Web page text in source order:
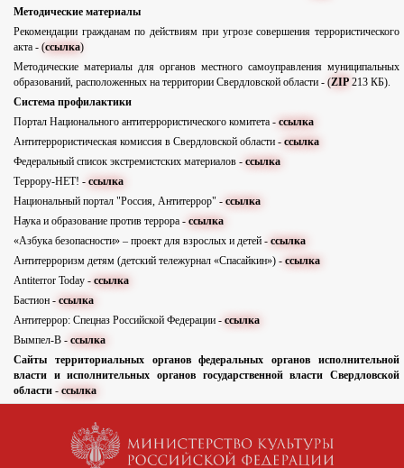
Методические материалы
Рекомендации гражданам по действиям при угрозе совершения террористического
акта - (ссылка)
Методические материалы для органов местного самоуправления муниципальных
образований, расположенных на территории Свердловской области - (ZIP 213 КБ).
Система профилактики
Портал Национального антитеррористического комитета - ссылка
Антитеррористическая комиссия в Свердловской области - ссылка
Федеральный список экстремистских материалов - ссылка
Террору-НЕТ! - ссылка
Национальный портал "Россия, Антитеррор" - ссылка
Наука и образование против террора - ссылка
«Азбука безопасности» – проект для взрослых и детей - ссылка
Антитерроризм детям (детский тележурнал «Спасайкин») - ссылка
Antiterror Todаy - ссылка
Бастион - ссылка
Антитеррор: Спецназ Российской Федерации - ссылка
Вымпел-В - ссылка
Сайты территориальных органов федеральных органов исполнительной
власти и исполнительных органов государственной власти Свердловской
области - ссылка